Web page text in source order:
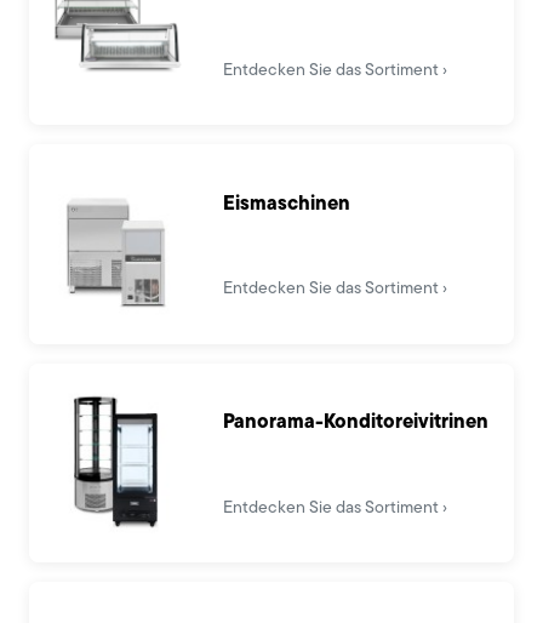
Entdecken Sie das Sortiment
Eismaschinen
Entdecken Sie das Sortiment
Panorama-Konditoreivitrinen
Entdecken Sie das Sortiment